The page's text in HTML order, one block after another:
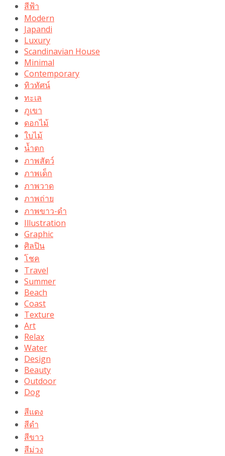
สีฟ้า
Modern
Japandi
Luxury
Scandinavian House
Minimal
Contemporary
ทิวทัศน์
ทะเล
ภูเขา
ดอกไม้
ใบไม้
น้ำตก
ภาพสัตว์
ภาพเด็ก
ภาพวาด
ภาพถ่าย
ภาพขาว-ดำ
Illustration
Graphic
ศิลปิน
โชค
Travel
Summer
Beach
Coast
Texture
Art
Relax
Water
Design
Beauty
Outdoor
Dog
สีแดง
สีดำ
สีขาว
สีม่วง